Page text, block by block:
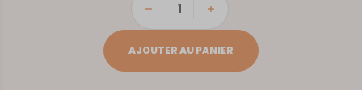
quantité
Montignac-
AJOUTER AU PANIER